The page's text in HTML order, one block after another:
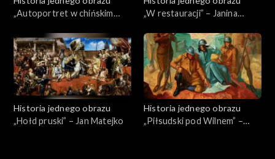
„Autoportret w chińskim
Wyczółkowski
„W restauracji” – Janina
Historia jednego obrazu
„Hołd pruski” – Jan Matejko
Historia jednego obrazu
„Piłsudski pod Wilnem” –